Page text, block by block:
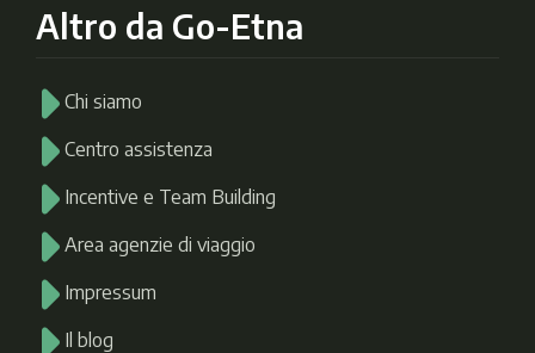
Altro da Go-Etna
Chi siamo
Centro assistenza
Incentive e Team Building
Area agenzie di viaggio
Impressum
Il blog